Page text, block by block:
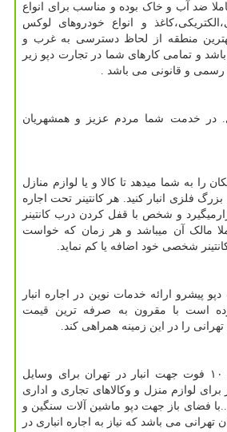
ضد آب و خاک بوده و مناسب برای انواع
و انواع خودروهای لوکس
منطقه از لحاظ دسترسی به غرب و
و تمامی کارهای شما در تجارت دپو زیر
رسمی و قانونی می باشد .
در خدمت شما مردم عزیز و همشهریان
را به شما میدهد تا کالا و یا لوازم منازل
فلزی انبار کنید. هر کانتینر تحت اجاره
و شخص با قفل کردن درب کانتینر
مالک آن میباشد و هر زمان که خواست
شخصی خود اضافه یا کم نماید.
دپو پیشرو ارائه خدمات نوین در اجاره انبار
است با مقرون به صرفه ترین قیمت
را در این زمینه همراهی كند.
کانتینرهای ۴۰ و ۲۰ و ۱۰ فوت جهت انبار در تهران برای وسایل
برای لوازم منزل و وکالاهای تجاری و اداری
فضای باز جهت دپو ماشین آلات سنگین و
می باشد که نیاز به اجاره انباری در